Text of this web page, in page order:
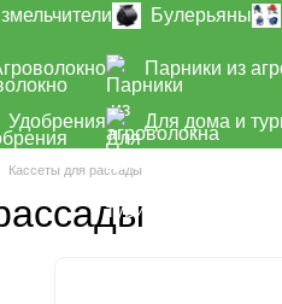
Булерьяны
Парники из
Удобрения Для дома и
Кассеты для рассады